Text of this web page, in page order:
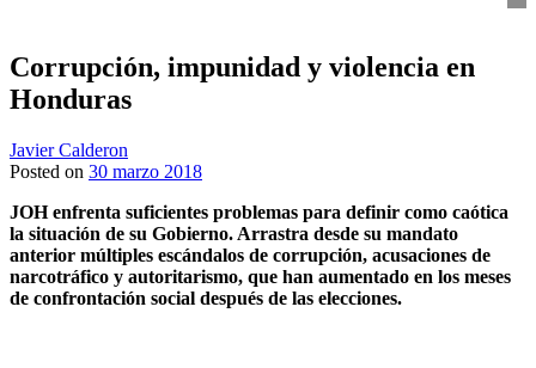
Corrupción, impunidad y violencia en
Honduras
Javier Calderon
Posted on 30 marzo 2018
JOH enfrenta suficientes problemas para definir como caótica
la situación de su Gobierno. Arrastra desde su mandato
anterior múltiples escándalos de corrupción, acusaciones de
narcotráfico y autoritarismo, que han aumentado en los meses
de confrontación social después de las elecciones.